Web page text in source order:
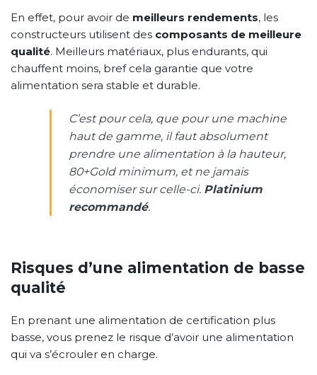
En effet, pour avoir de meilleurs rendements, les
constructeurs utilisent des composants de meilleure
qualité. Meilleurs matériaux, plus endurants, qui
chauffent moins, bref cela garantie que votre
alimentation sera stable et durable.
C’est pour cela, que pour une machine
haut de gamme, il faut absolument
prendre une alimentation à la hauteur,
80+Gold minimum, et ne jamais
économiser sur celle-ci. Platinium
recommandé.
Risques d’une alimentation de basse
qualité
En prenant une alimentation de certification plus
basse, vous prenez le risque d’avoir une alimentation
qui va s’écrouler en charge.